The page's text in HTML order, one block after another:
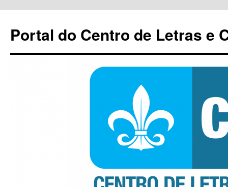
conteúdo
Portal do Centro de Letras e